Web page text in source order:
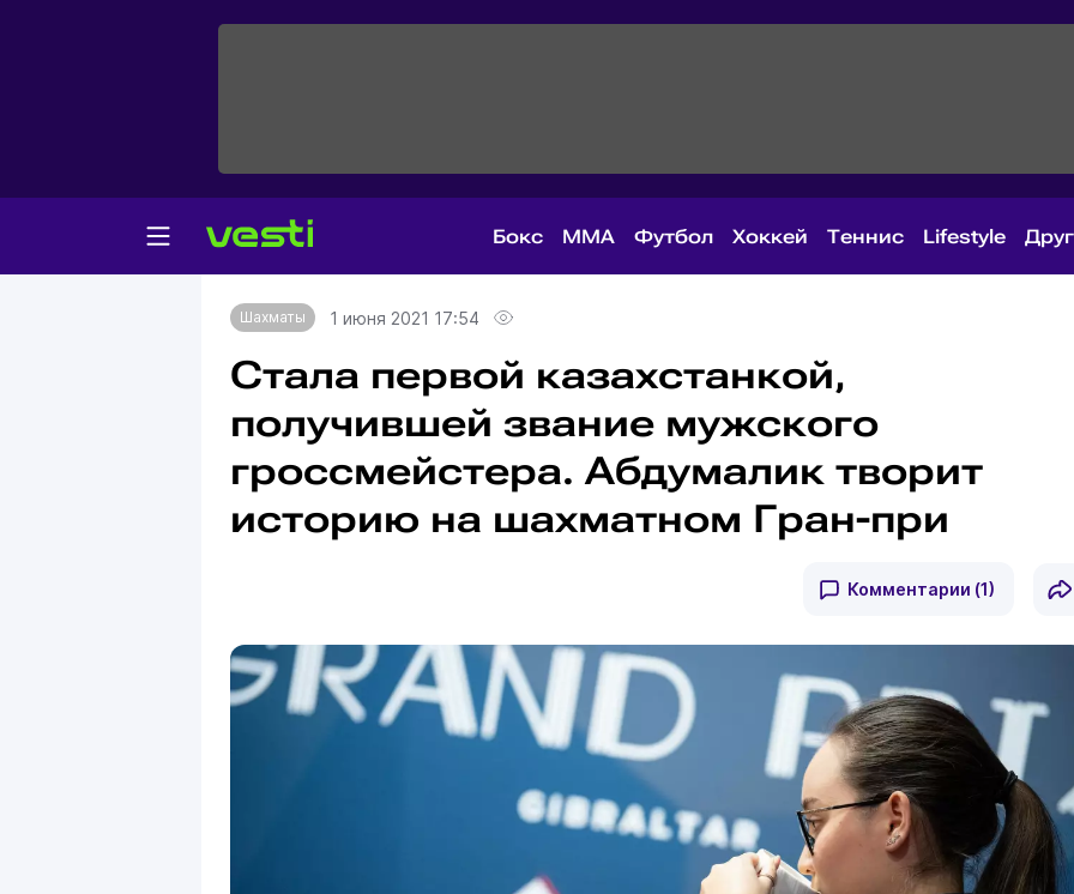
Бокс MMA Футбол Хоккей Теннис Lifestyle
Главная
Шахматы
Шахматы 1 июня 2021 17:54
Стала первой казахстанкой,
получившей звание мужского
гроссмейстера. Абдумалик творит
историю на шахматном Гран-при
Комментарии (1)